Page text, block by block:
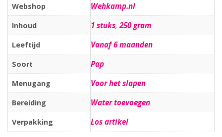
Webshop Wehkamp.nl
Inhoud 1 stuks, 250 gram
Leeftijd Vanaf 6 maanden
Soort Pap
Menugang Voor het slapen
Bereiding Water toevoegen
Verpakking Los artikel